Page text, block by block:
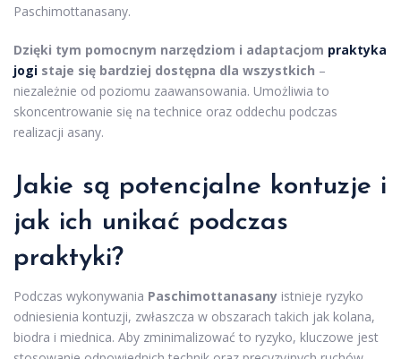
Paschimottanasany.
Dzięki tym pomocnym narzędziom i adaptacjom praktyka
jogi staje się bardziej dostępna dla wszystkich –
niezależnie od poziomu zaawansowania. Umożliwia to
skoncentrowanie się na technice oraz oddechu podczas
realizacji asany.
Jakie są potencjalne kontuzje i
jak ich unikać podczas
praktyki?
Podczas wykonywania Paschimottanasany istnieje ryzyko
odniesienia kontuzji, zwłaszcza w obszarach takich jak kolana,
biodra i miednica. Aby zminimalizować to ryzyko, kluczowe jest